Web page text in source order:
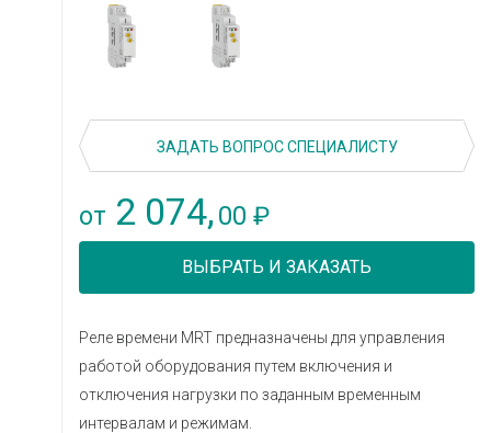
ЗАДАТЬ ВОПРОС СПЕЦИАЛИСТУ
от 2 074, 00 ₽
ВЫБРАТЬ И ЗАКАЗАТЬ
Реле времени MRT предназначены для управления
работой оборудования путем включения и
отключения нагрузки по заданным временным
интервалам и режимам.